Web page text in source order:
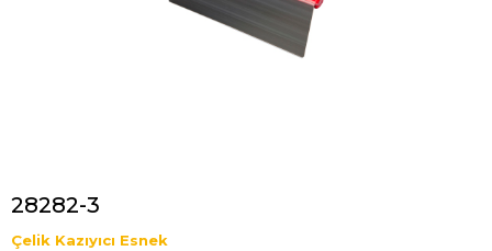
28282-3
Çelik Kazıyıcı Esnek